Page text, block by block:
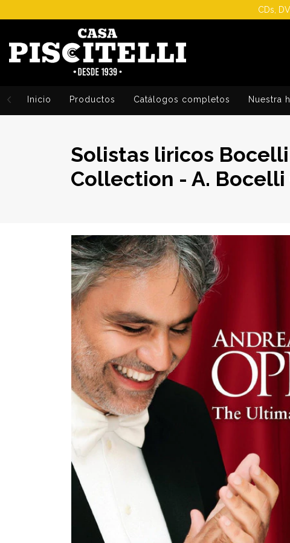
CDs,
Inicio Productos Catálogos completos Nuestra
Solistas liricos
Collection - A. Bocelli